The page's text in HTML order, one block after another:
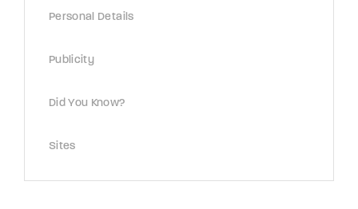
Personal Details
Publicity
Did You Know?
Sites